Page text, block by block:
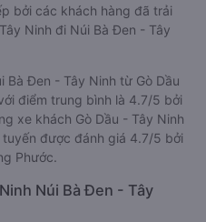
bởi các khách hàng đã trải
Ninh đi Núi Bà Đen - Tây
Đen - Tây Ninh từ Gò Dầu
điểm trung bình là 4.7/5 bởi
xe khách Gò Dầu - Tây Ninh
được đánh giá 4.7/5 bởi
Phước.
Núi Bà Đen - Tây